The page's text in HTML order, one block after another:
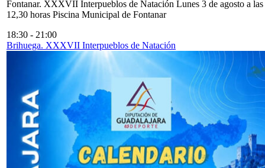
Fontanar. XXXVII Interpueblos de Natación Lunes 3 de agosto a las
12,30 horas Piscina Municipal de Fontanar
18:30 - 21:00
Brihuega. XXXVII Interpueblos de Natación